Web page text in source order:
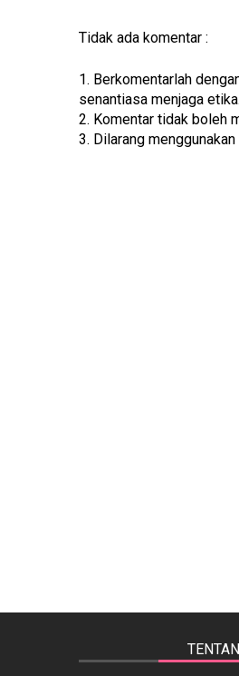
Tidak ada komentar :
1. Berkomentarlah
senantiasa menjaga etika.
2. Komentar tidak boleh
3. Dilarang menggunakan